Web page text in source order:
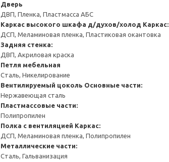
Дверь
ДВП, Пленка, Пластмасса АБС
Каркас высокого шкафа д/духов/холод Каркас:
ДСП, Меламиновая пленка, Пластиковая окантовка
Задняя стенка:
ДВП, Акриловая краска
Петля мебельная
Сталь, Никелирование
Вентилируемый цоколь Основные части:
Нержавеющая сталь
Пластмассовые части:
Полипропилен
Полка с вентиляцией Каркас:
ДСП, Меламиновая пленка, Полипропилен
Металлические части:
Сталь, Гальванизация